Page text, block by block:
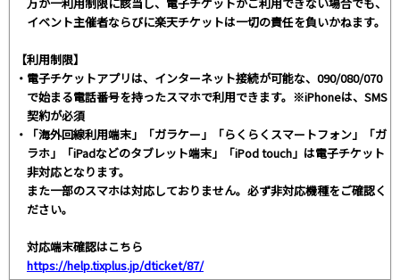
イベント主催者ならびに楽天チケットは一切の責任を負いかねます。
【利用制限】
・電子チケットアプリは、インターネット接続が可能な、090/080/070
で始まる電話番号を持ったスマホで利用できます。※iPhoneは、SMS
契約が必須
・「海外回線利用端末」「ガラケー」「らくらくスマートフォン」「ガ
ラホ」「iPadなどのタブレット端末」「iPod touch」は電子チケット
非対応となります。
また一部のスマホは対応しておりません。必ず非対応機種をご確認く
ださい。
対応端末確認はこちら
https://help.tixplus.jp/dticket/87/